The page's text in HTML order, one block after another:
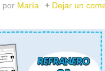
por María Dejar un